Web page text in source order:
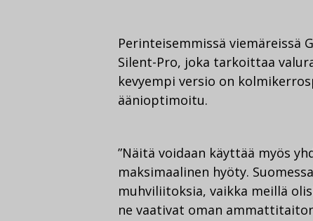
Perinteisemmissä
Silent-Pro, joka tarkoittaa
kevyempi versio on
äänioptimoitu.
”Näitä voidaan käyttää myös
maksimaalinen hyöty.
muhviliitoksia, vaikka meillä
ne vaativat oman